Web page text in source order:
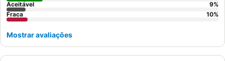
Aceitável
9%
Fraca
10%
Mostrar avaliações